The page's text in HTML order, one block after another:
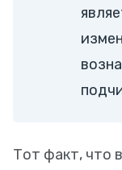
Тот факт, что